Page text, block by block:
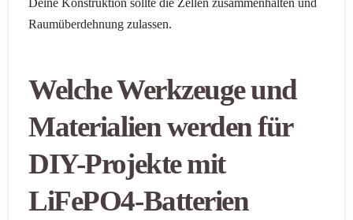
Deine Konstruktion sollte die Zellen zusammenhalten und
Raumüberdehnung zulassen.
Welche Werkzeuge und
Materialien werden für
DIY-Projekte mit
LiFePO4-Batterien